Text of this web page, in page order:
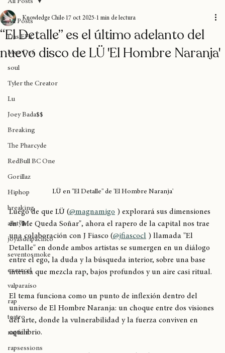
All Posts
Das EFX
Mos Def
soul
Tyler the Creator
Lu
Joey Bada$$
Breaking
The Pharcyde
RedBull BC One
Gorillaz
Hiphop
breaking
allstyle
joyasdelpacífico
seventosmoke
excarcel
valparaíso
teatro
All Posts
“El Detalle” es el último adelanto del
nuevo disco de LÜ 'El Hombre Naranja'
Knowledge Chile 17 oct 2025 1 min de lectura
Luego de que LÜ (@magnamigo ) explorará sus dimensiones
en "Me Queda Soñar", ahora el rapero de la capital nos trae
una colaboración con J Fiasco (@jfiascocl ) llamada "El
Detalle" en donde ambos artistas se sumergen en un diálogo
entre el ego, la duda y la búsqueda interior, sobre una base
intensa que mezcla rap, bajos profundos y un aire casi ritual.
El tema funciona como un punto de inflexión dentro del
universo de El Hombre Naranja: un choque entre dos visiones
del arte, donde la vulnerabilidad y la fuerza conviven en